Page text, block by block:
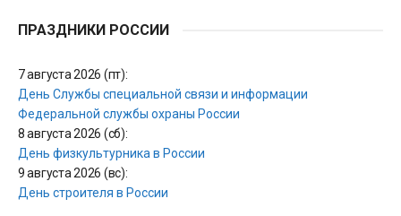
ПРАЗДНИКИ РОССИИ
7 августа 2026 (пт):
День Службы специальной связи и информации
Федеральной службы охраны России
8 августа 2026 (сб):
День физкультурника в России
9 августа 2026 (вс):
День строителя в России